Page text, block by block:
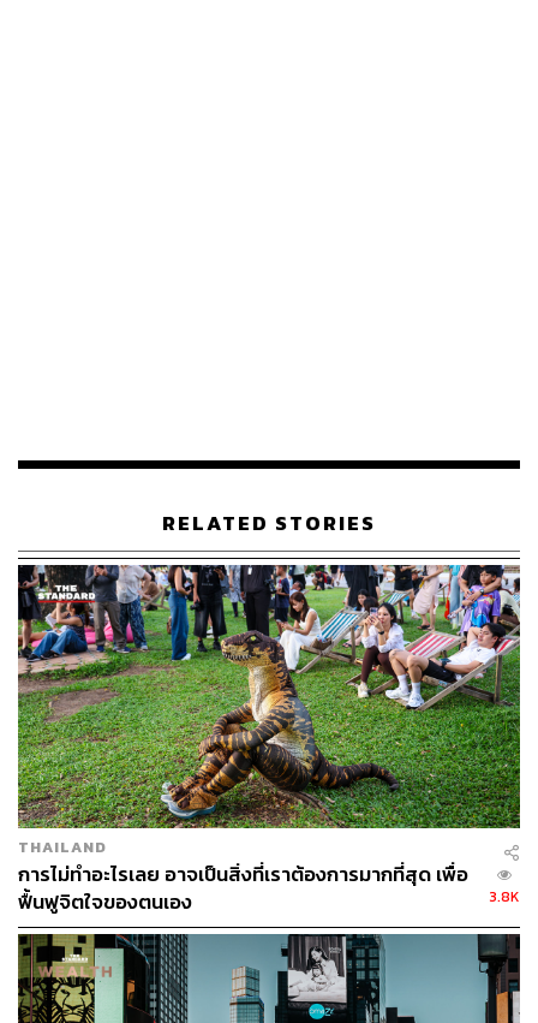
งานวิจัยที่ตีพิมพ์ใน Frontiers in Psychology พบว่าการพัก
ที่น่าสนใจกว่านั้น ผู้ที่ฝึกพักแบบนี้รายงานว่าตัวเองรู้สึกว่ามี
เวลามากขึ้น แม้จะทำน้อยลง นักวิจัยเรียกปรากฏการณ์นี้ว่า
time affluence
How to Languor ศิลปะของการไม่ต้องทำอะไร
อย่างจริงจัง
อ่านมาถึงตรงนี้หลายคนอาจคิดว่ามันช่างฟังดูย้อนแย้ง แต่
คนส่วนใหญ่ลืมวิธีหยุดพักแล้ว เราหยุด Scroll แต่ไม่ได้หยุด
จริงๆ เราวางโทรศัพท์แต่สมองยังวิ่งอยู่ Languor ต้องการ
มากกว่านั้นเล็กน้อย ต้องการการ Let Go จริงๆ แนะนำให้
ลองอยู่กับ Sensory ของห้อง แสงที่ตกลงมา เสียงพัดลม กลิ่น
กาแฟ อุณหภูมิในห้อง ไม่ต้องตีความ แค่รับรู้ว่ามันมีอยู่ นี่คือ
Present-Moment Awareness ที่ง่ายที่สุด ให้ความคิดลอย
ผ่าน ไม่ต้องตามไป ไม่ต้องแก้ปัญหา เหมือนนั่งดูเมฆ เมฆมา
เมฆไป คุณแค่นั่งอยู่ที่เดิม
RELATED STORIES
THAILAND
การไม่ทำอะไรเลย อาจเป็นสิ่งที่เราต้องการมากที่สุด เพื่อ
ฟื้นฟูจิตใจของตนเอง
3.8K